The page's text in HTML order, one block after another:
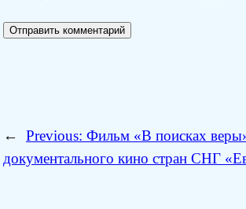
← Previous: Фильм «В поисках
документального кино стран СНГ